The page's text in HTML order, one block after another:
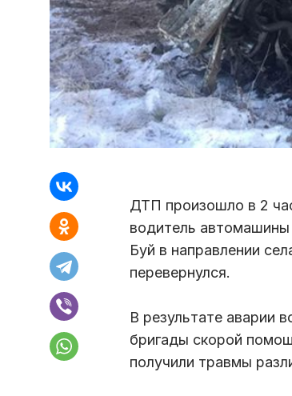
ДТП произошло в 2
водитель
Буй в направлении
перевернулся.
В результате аварии
бригады скорой
получили травмы